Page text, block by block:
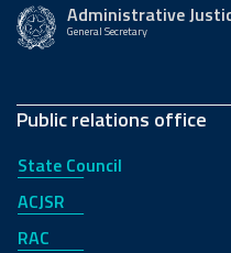
Administrative
General Secretary
Public relations office
State Council
ACJSR
RAC